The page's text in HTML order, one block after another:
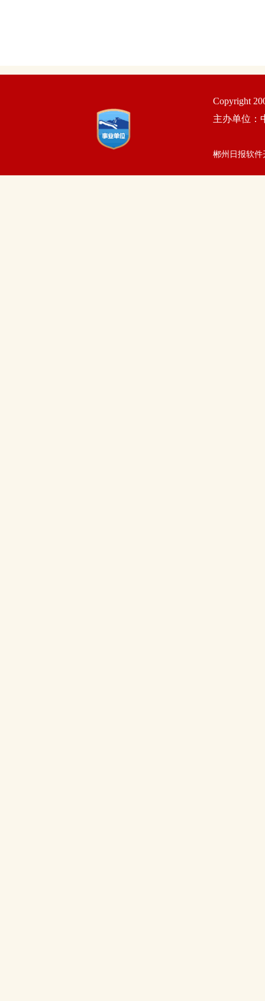
Copyright
主办单位：
郴州日报软